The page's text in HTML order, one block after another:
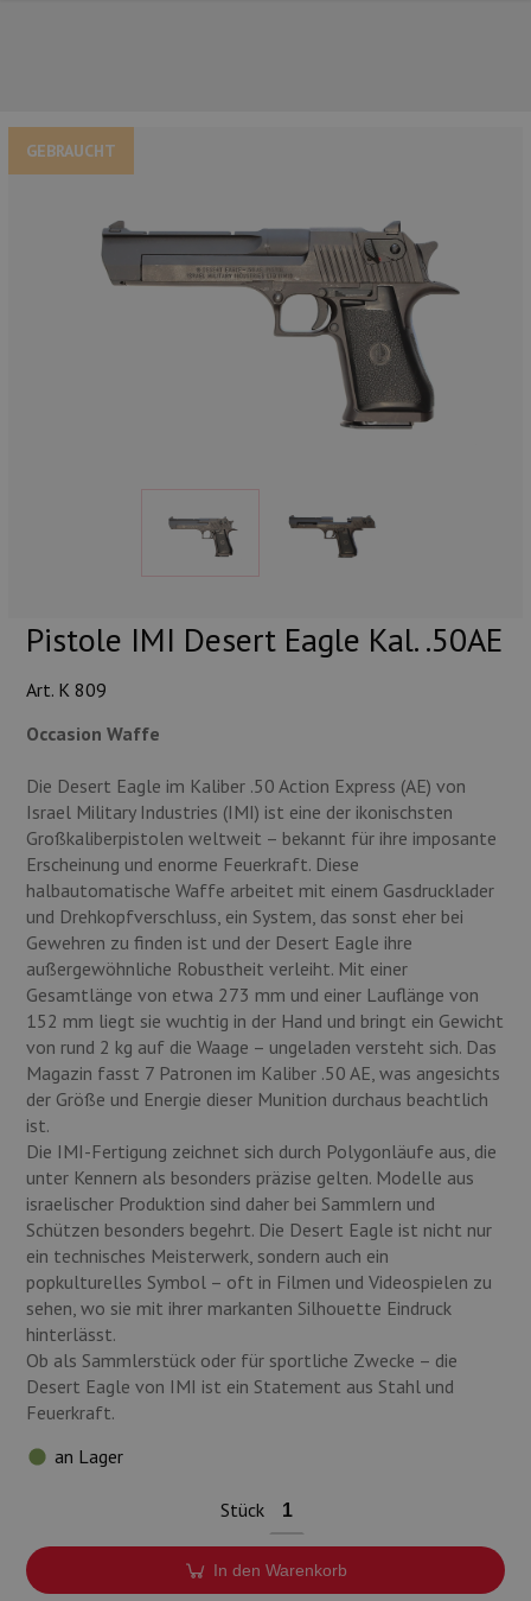
GEBRAUCHT
Pistole IMI Desert Eagle Kal. .50AE
Art. K 809
Occasion Waffe
Die Desert Eagle im Kaliber .50 Action Express (AE) von
Israel Military Industries (IMI) ist eine der ikonischsten
Großkaliberpistolen weltweit – bekannt für ihre imposante
Erscheinung und enorme Feuerkraft. Diese
halbautomatische Waffe arbeitet mit einem Gasdrucklader
und Drehkopfverschluss, ein System, das sonst eher bei
Gewehren zu finden ist und der Desert Eagle ihre
außergewöhnliche Robustheit verleiht. Mit einer
Gesamtlänge von etwa 273 mm und einer Lauflänge von
152 mm liegt sie wuchtig in der Hand und bringt ein Gewicht
von rund 2 kg auf die Waage – ungeladen versteht sich. Das
Magazin fasst 7 Patronen im Kaliber .50 AE, was angesichts
der Größe und Energie dieser Munition durchaus beachtlich
ist.
Die IMI-Fertigung zeichnet sich durch Polygonläufe aus, die
unter Kennern als besonders präzise gelten. Modelle aus
israelischer Produktion sind daher bei Sammlern und
Schützen besonders begehrt. Die Desert Eagle ist nicht nur
ein technisches Meisterwerk, sondern auch ein
popkulturelles Symbol – oft in Filmen und Videospielen zu
sehen, wo sie mit ihrer markanten Silhouette Eindruck
hinterlässt.
Ob als Sammlerstück oder für sportliche Zwecke – die
Desert Eagle von IMI ist ein Statement aus Stahl und
Feuerkraft.
an Lager
Stück
In den Warenkorb
Lampen und Zubehör